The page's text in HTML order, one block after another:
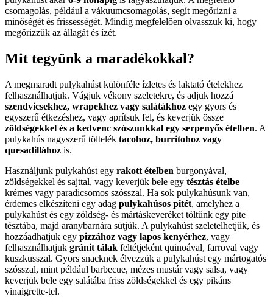
csomagolás, például a vákuumcsomagolás, segít megőrizni a
minőségét és frissességét. Mindig megfelelően olvasszuk ki, hogy
megőrizzük az állagát és ízét.
Mit tegyünk a maradékokkal?
A megmaradt pulykahúst különféle ízletes és laktató ételekhez
felhasználhatjuk. Vágjuk vékony szeletekre, és adjuk hozzá
szendvicsekhez, wrapekhez vagy salátákhoz egy gyors és
egyszerű étkezéshez, vagy aprítsuk fel, és keverjük össze
zöldségekkel és a kedvenc szószunkkal egy serpenyős ételben. A
pulykahús nagyszerű töltelék tacohoz, burritohoz vagy
quesadillához is.
Használjunk pulykahúst egy rakott ételben burgonyával,
zöldségekkel és sajttal, vagy keverjük bele egy tésztás ételbe
krémes vagy paradicsomos szósszal. Ha sok pulykahúsunk van,
érdemes elkészíteni egy adag pulykahúsos pitét, amelyhez a
pulykahúst és egy zöldség- és mártáskeveréket töltünk egy pite
tésztába, majd aranybarnára sütjük. A pulykahúst szeletelhetjük, és
hozzáadhatjuk egy pizzához vagy lapos kenyérhez, vagy
felhasználhatjuk gránit tálak feltétjeként quinoával, farroval vagy
kuszkusszal. Gyors snacknek élvezzük a pulykahúst egy mártogatós
szósszal, mint például barbecue, mézes mustár vagy salsa, vagy
keverjük bele egy salátába friss zöldségekkel és egy pikáns
vinaigrette-tel.